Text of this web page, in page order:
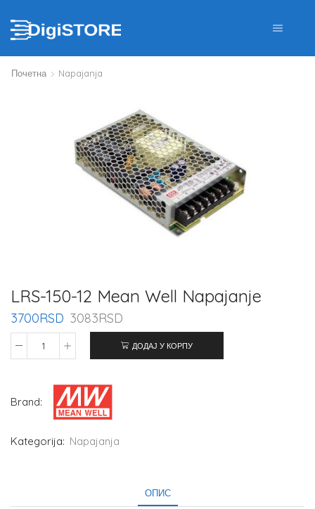
Почетна Napajanja
LRS-150-12 Mean Well Napajanje
3700RSD 3083RSD
ДОДАЈ У КОРПУ
Brand:
Kategorija: Napajanja
ОПИС